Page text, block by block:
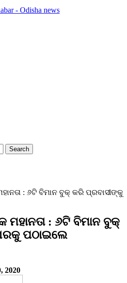
- Odisha news
: ୬ଟି ବିମାନ ବୁକ୍‌ କରି ପ୍ରବାସୀଙ୍କୁ
: ୬ଟି ବିମାନ ବୁକ୍‌
ପଠାଇଲେ
2020